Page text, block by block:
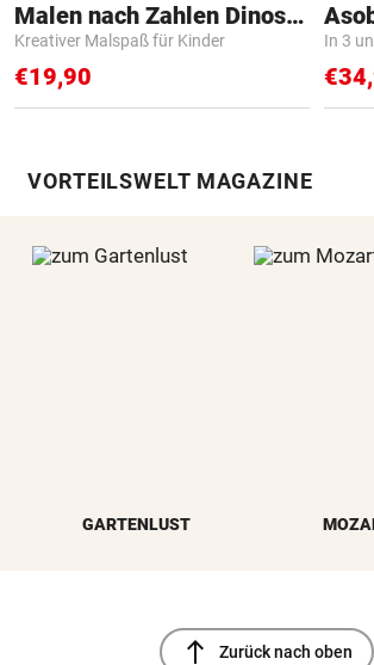
Malen nach Zahlen Dinosaurier
Kreativer Malspaß für Kinder
€19,90
In 3
VORTEILSWELT MAGAZINE
GARTENLUST
north Zurück nach oben